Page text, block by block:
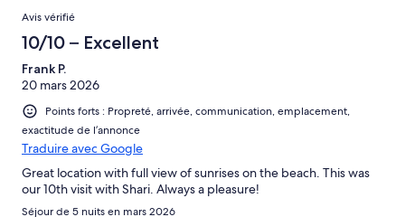
Avis vérifié
10/10 – Excellent
Frank P.
20 mars 2026
Points forts : Propreté, arrivée, communication, emplacement,
exactitude de l’annonce
Traduire avec Google
Great location with full view of sunrises on the beach. This was
our 10th visit with Shari. Always a pleasure!
Séjour de 5 nuits en mars 2026